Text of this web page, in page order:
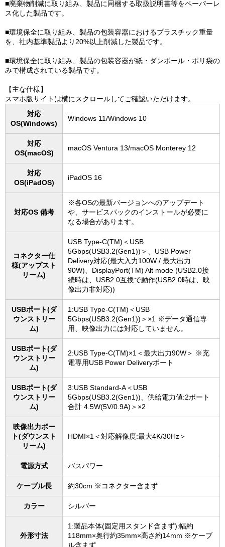
■廃棄物削減に取り組み、製品に同梱する取扱説明書等をペーパーレ
ス化した製品です。
■環境保全に取り組み、製品の包装容器におけるプラスチック重量
を、社内基準製品より20%以上削減した製品です。
■環境保全に取り組み、製品の包装容器が紙・ダンボール・ポリ袋の
みで構成されている製品です。
【主な仕様】
スマホ版サイトは横にスクロールしてご確認いただけます。
対応
OS(Windows)
Windows 11/Windows 10
対応
OS(macOS)
macOS Ventura 13/macOS Monterey 12
対応
OS(iPadOS)
iPadOS 16
対応OS 備考
※各OSの最新バージョンへのアップデート
や、サービスパックのインストールが必要に
なる場合があります。
コネクター仕
様(アップスト
リーム)
USB Type-C(TM)＜USB
5Gbps(USB3.2(Gen1))＞、USB Power
Delivery対応(最大入力100W / 最大出力
90W)、DisplayPort(TM) Alt mode (USB2.0接
続時は、USB2.0互換で動作(USB2.0時は、映
像出力非対応))
USBポート(ダ
ウンストリー
ム)
1:USB Type-C(TM)＜USB
5Gbps(USB3.2(Gen1))＞×1 ※データ通信専
用、映像出力には対応していません。
USBポート(ダ
ウンストリー
ム)
2:USB Type-C(TM)×1＜最大出力90W＞ ※充
電専用USB Power Deliveryポート
USBポート(ダ
ウンストリー
ム)
3:USB Standard-A＜USB
5Gbps(USB3.2(Gen1))、供給電力値:2ポート
合計 4.5W(5V/0.9A)＞×2
映像出力ポー
ト(ダウンスト
リーム)
HDMI×1＜対応解像度:最大4K/30Hz＞
電源方式 バスパワー
ケーブル長 約30cm ※コネクター含まず
カラー シルバー
外形寸法
1:製品本体(固定用スタンド含まず):幅約
118mm×奥行約35mm×高さ約14mm ※ケーブ
ル含まず